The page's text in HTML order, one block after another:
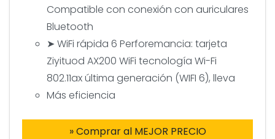
Compatible con conexión con auriculares
Bluetooth
➤ WiFi rápida 6 Perforemancia: tarjeta
Ziyituod AX200 WiFi tecnología Wi-Fi
802.11ax última generación (WIFI 6), lleva
Más eficiencia
» Comprar al MEJOR PRECIO